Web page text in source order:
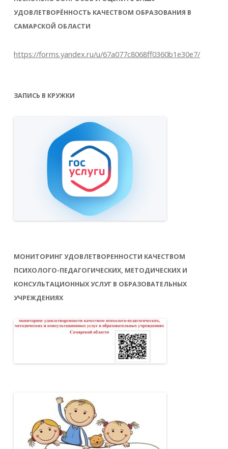
УДОВЛЕТВОРЁННОСТЬ КАЧЕСТВОМ ОБРАЗОВАНИЯ В
САМАРСКОЙ ОБЛАСТИ
https://forms.yandex.ru/u/67a077c8068ff0360b1e30e7/
ЗАПИСЬ В КРУЖКИ
МОНИТОРИНГ УДОВЛЕТВОРЕННОСТИ КАЧЕСТВОМ
ПСИХОЛОГО-ПЕДАГОГИЧЕСКИХ, МЕТОДИЧЕСКИХ И
КОНСУЛЬТАЦИОННЫХ УСЛУГ В ОБРАЗОВАТЕЛЬНЫХ
УЧРЕЖДЕНИЯХ